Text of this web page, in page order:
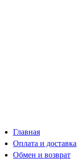
Главная
Оплата и доставка
Обмен и возврат